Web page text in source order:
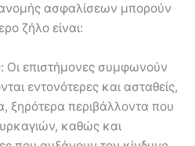
ασφαλίσεων μπορούν
ζήλο είναι:
Οι επιστήμονες συμφωνούν
εντονότερες και ασταθείς,
ξηρότερα περιβάλλοντα που
καθώς και